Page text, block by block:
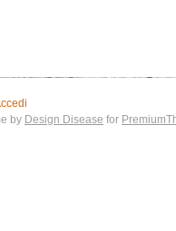
by Design Disease for